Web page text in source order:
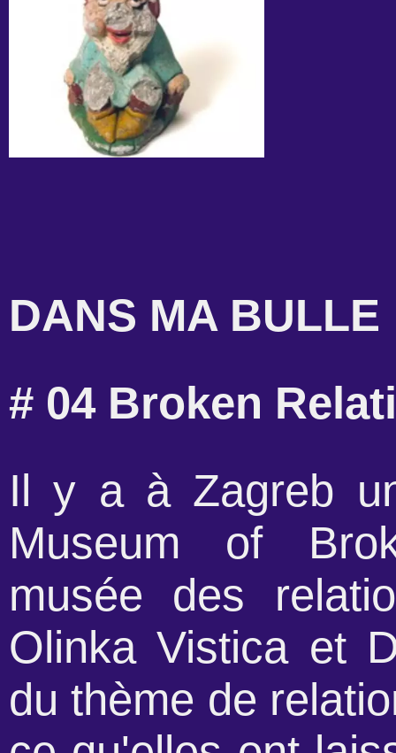
DANS MA BULLE
# 04 Broken
Il y a à Zagreb
Museum of
musée des
Olinka Vistica et
du thème de